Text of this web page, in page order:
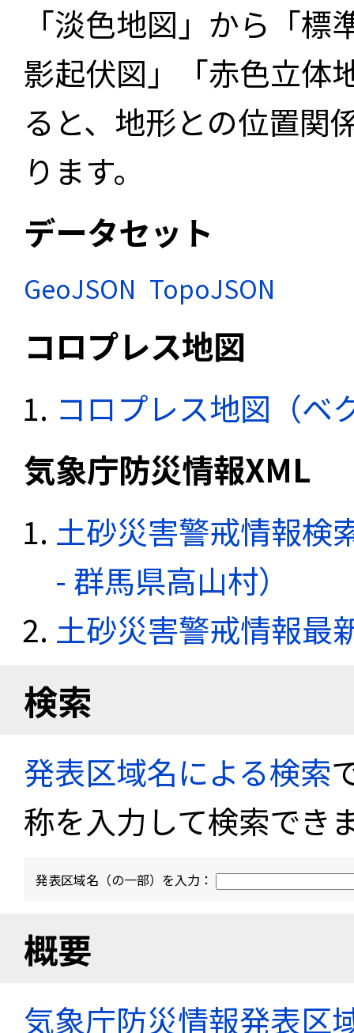
「淡色地図」から「
影起伏図」「赤色立体
ると、地形との位置関
ります。
データセット
GeoJSON TopoJSON
コロプレス地図
コロプレス地図（ベ
気象庁防災情報XML
土砂災害警戒情報検
- 群馬県高山村）
土砂災害警戒情報最
検索
発表区域名による検索
称を入力して検索でき
発表区域名（の一部）を入力：
概要
気象庁防災情報発表区